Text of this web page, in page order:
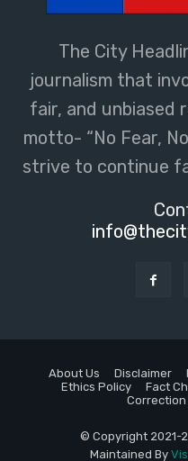
The City
journalism that
fair, and unbiased
motto- “No Fear,
strive to continue
About Us Disclaimer
Ethics Policy
Fact
Correction
© Copyright 2021-
Maintained By